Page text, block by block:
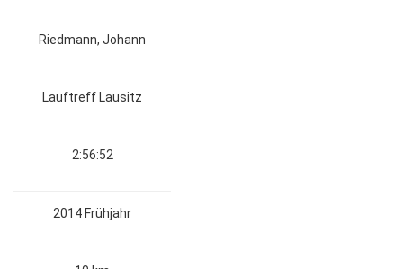
Riedmann, Johann
Lauftreff Lausitz
2:56:52
2014 Frühjahr